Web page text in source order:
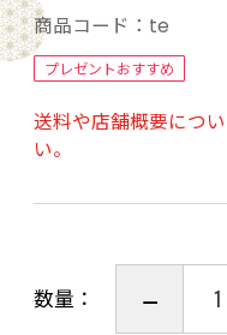
られています。
手捺染とは、一色
で刷り込むことに
透させていく製法
度合いを図る熟年
繊細さと色の浸透
素材
商品コード： te
プレゼントおすすめ
送料や店舗概要につ
い。
数量：